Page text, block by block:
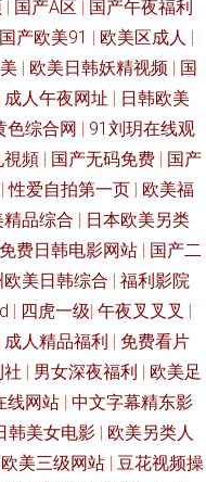
日韩性爱激情精品 色综合大
福利 91吴梦梦台湾无码 成人
1网页免费 亚洲综合激情色网
导航 国产精品久久亚 久久超
区二区 91av直播 91视频网站
一老司机观看 日本不卡一二
av福利社 91抱起来打桩 91国
精品无码万宁 天天干日日舔
| 国产A区 | 国产午夜福利
产欧美91 | 欧美区成人 |
| 欧美日韩妖精视频 | 国
成人午夜网址 | 日韩欧美
色综合网 | 91刘玥在线观
視頻 | 国产无码免费 | 国产
|性爱自拍第一页 | 欧美福
精品综合 | 日本欧美另类
免费日韩电影网站 | 国产二
欧美日韩综合 | 福利影院
| 四虎一级| 午夜叉叉叉 |
成人精品福利 | 免费看片
社 | 男女深夜福利 | 欧美足
线网站 | 中文字幕精东影
韩美女电影 | 欧美另类人
欧美三级网站 | 豆花视频操